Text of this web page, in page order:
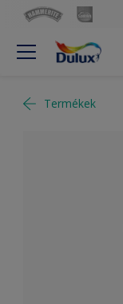
Termékek